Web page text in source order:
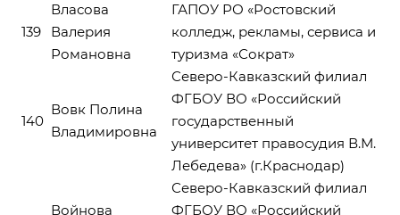
139
Власова
Валерия
Романовна
ГАПОУ РО «Ростовский
колледж, рекламы, сервиса и
туризма «Сократ»
140
Вовк Полина
Владимировна
Северо-Кавказский филиал
ФГБОУ ВО «Российский
государственный
университет правосудия В.М.
Лебедева» (г.Краснодар)
Войнова
Северо-Кавказский филиал
ФГБОУ ВО «Российский